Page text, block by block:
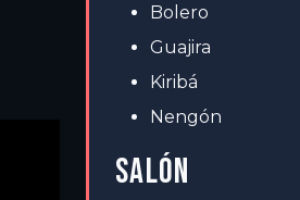
Bolero
Guajira
Kiribá
Nengón
SALÓN